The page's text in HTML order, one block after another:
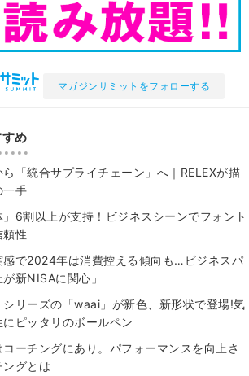
マガジンサミットをフォローする
め
ら「統合サプライチェーン」へ｜RELEXが描
一手
」6割以上が支持！ビジネスシーンでフォント
頼性
感で2024年は消費控える傾向も…ビジネスパ
新NISAに関心」
シリーズの「waai」が新色、新形状で登場!気
ピッタリのボールペン
ーチングにあり。パフォーマンスを向上さ
グとは